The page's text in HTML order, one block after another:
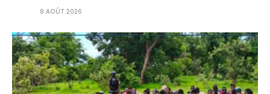
8 AOÛT 2026